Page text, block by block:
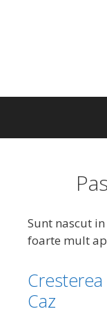
Sunt nascut
foarte mult
Caz